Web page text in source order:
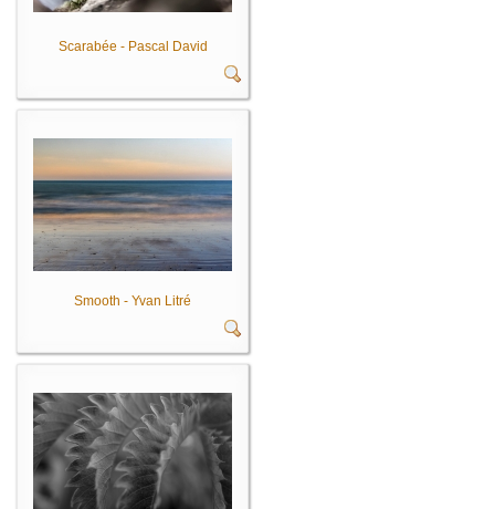
Scarabée - Pascal David
Smooth - Yvan Litré